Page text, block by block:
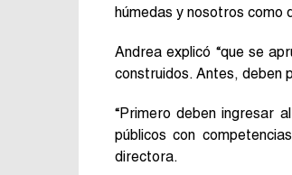
húmedas y nosotros como
Andrea explicó “que se
construidos. Antes, deben
“Primero deben ingresar
públicos con
directora.